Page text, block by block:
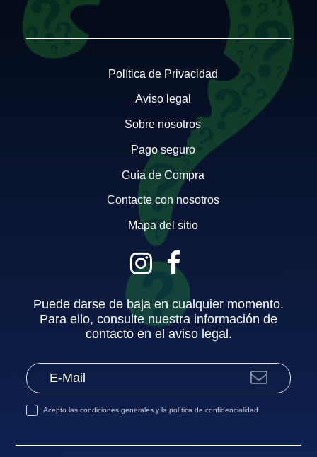
Política de Privacidad
Aviso legal
Sobre nosotros
Pago seguro
Guía de Compra
Contacte con nosotros
Mapa del sitio
Puede darse de baja en cualquier momento.
Para ello, consulte nuestra información de
contacto en el aviso legal.
Acepto lascondiciones generales y lapolítica de confidencialidad